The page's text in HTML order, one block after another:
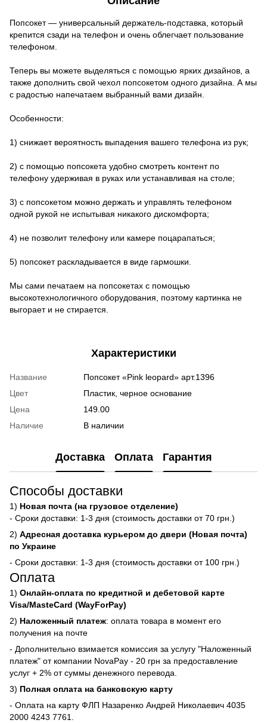
Попсокет — универсальный держатель-подставка, который
крепится сзади на телефон и очень облегчает пользование
телефоном.
Теперь вы можете выделяться с помощью ярких дизайнов, а
также дополнить свой чехол попсокетом одного дизайна. А мы
с радостью напечатаем выбранный вами дизайн.
Особенности:
1) снижает вероятность выпадения вашего телефона из рук;
2) с помощью попсокета удобно смотреть контент по
телефону удерживая в руках или устанавливая на столе;
3) с попсокетом можно держать и управлять телефоном
одной рукой не испытывая никакого дискомфорта;
4) не позволит телефону или камере поцарапаться;
5) попсокет раскладывается в виде гармошки.
Мы сами печатаем на попсокетах с помощью
высокотехнологичного оборудования, поэтому картинка не
выгорает и не стирается.
Характеристики
Название
Попсокет «Pink leopard» арт.1396
Цвет
Пластик, черное основание
Цена
149.00
Наличие
В наличии
Доставка Оплата Гарантия
Способы доставки
1) Новая почта (на грузовое отделение)
- Сроки доставки: 1-3 дня (стоимость доставки от 70 грн.)
2) Адресная доставка курьером до двери (Новая почта)
по Украине
- Сроки доставки: 1-3 дня (стоимость доставки от 100 грн.)
Оплата
1) Онлайн-оплата по кредитной и дебетовой карте
Visa/MasteCard (WayForPay)
2) Наложенный платеж: оплата товара в момент его
получения на почте
- Дополнительно взимается комиссия за услугу "Наложенный
платеж" от компании NovaPay - 20 грн за предоставление
услуг + 2% от суммы денежного перевода.
3) Полная оплата на банковскую карту
- Оплата на карту ФЛП Назаренко Андрей Николаевич 4035
2000 4243 7761.